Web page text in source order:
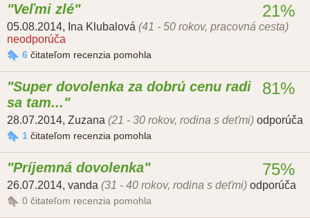
Veľmi zlé
05.08.2014, Ina Klubalová (41 - 50 rokov, pracovná cesta)
neodporúča
6 čitateľom recenzia pomohla
21%
Super dovolenka za dobrú cenu radi
sa tam...
28.07.2014, Zuzana (21 - 30 rokov, rodina s deťmi) odporúča
1 čitateľom recenzia pomohla
81%
Príjemná dovolenka
26.07.2014, vanda (31 - 40 rokov, rodina s deťmi) odporúča
0 čitateľom recenzia pomohla
75%